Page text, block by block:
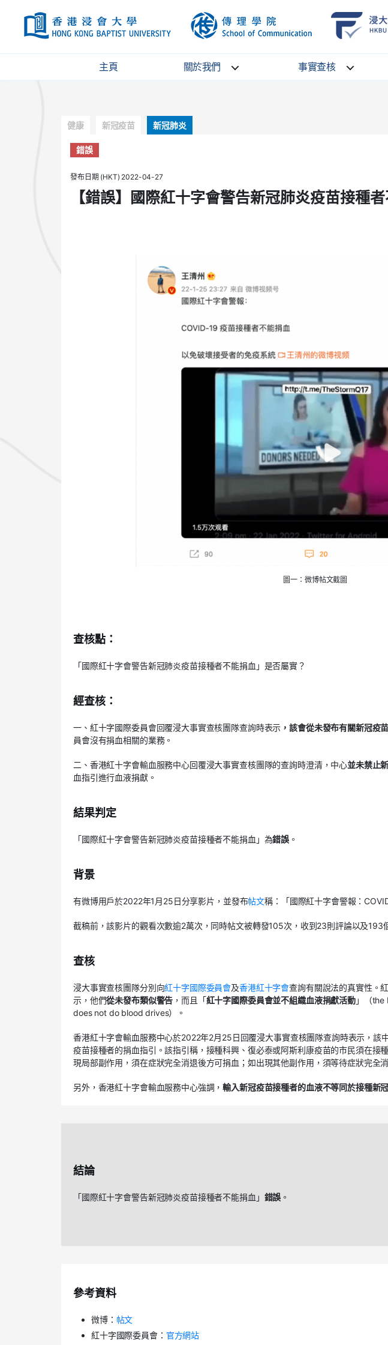
HKBU
School
Communication
主頁 關於我們 事實查核
Categories
健康 新冠疫苗 新冠肺炎
錯誤
發布日期 (HKT) 2022-04-27
【錯誤】國際紅十字會警告新冠肺炎疫苗接種
圖一：微博帖文截圖
查核點：
「國際紅十字會警告新冠肺炎疫苗接種者不能捐血」是否屬實？
經查核：
一、紅十字國際委員會回覆浸大事實查核團隊查詢時表示 ，該會從未發布有關新冠疫
員會沒有捐血相關的業務。
二、香港紅十字會輸血服務中心回覆浸大事實查核團隊的查詢時澄清，中心並未禁止
血指引進行血液捐獻。
結果判定
「國際紅十字會警告新冠肺炎疫苗接種者不能捐血」為錯誤 。
背景
有微博用戶於2022年1月25日分享影片，並發布帖文稱：「國際紅十字會警報：
截稿前，該影片的觀看次數逾2萬次，同時帖文被轉發105次，收到23則評論以及193
查核
浸大事實查核團隊分別向紅十字國際委員會及香港紅十字會查詢有關說法的真實性。
示，他們從未發布類似警告 ，而且「紅十字國際委員會並不組織血液捐獻活動」（the
does not do blood drives）。
香港紅十字會輸血服務中心於2022年2月25日回覆浸大事實查核團隊查詢時表示，該
疫苗接種者的捐血指引。該指引稱，接種科興、復必泰或阿斯利康疫苗的市民須在接
現局部副作用，須在症狀完全消退後方可捐血；如出現其他副作用，須等待症狀完全
另外，香港紅十字會輸血服務中心強調，輸入新冠疫苗接種者的血液不等同於接種新
結論
「國際紅十字會警告新冠肺炎疫苗接種者不能捐血」 錯誤 。
參考資料
微博： 帖文
紅十字國際委員會： 官方網站